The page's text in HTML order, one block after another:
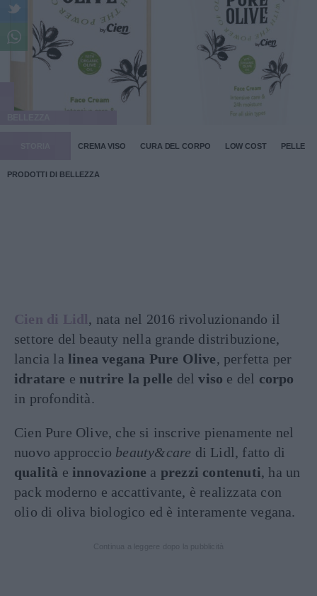
CREMA VISO CURA DEL CORPO LOW COST PELLE
PRODOTTI DI BELLEZZA
Cien di Lidl, nata nel 2016 rivoluzionando il
settore del beauty nella grande distribuzione,
lancia la linea vegana Pure Olive, perfetta per
idratare e nutrire la pelle delviso e del corpo
in profondità.
Cien Pure Olive, che si inscrive pienamente nel
nuovo approccio beauty&care di Lidl, fatto di
qualità e innovazione a prezzi contenuti, ha un
pack moderno e accattivante, è realizzata con
olio di oliva biologico ed è interamente vegana.